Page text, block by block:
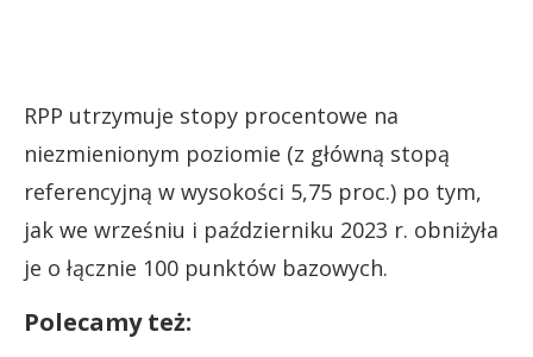
RPP utrzymuje stopy procentowe na
niezmienionym poziomie (z główną stopą
referencyjną w wysokości 5,75 proc.) po tym,
jak we wrześniu i październiku 2023 r. obniżyła
je o łącznie 100 punktów bazowych.
Polecamy też: